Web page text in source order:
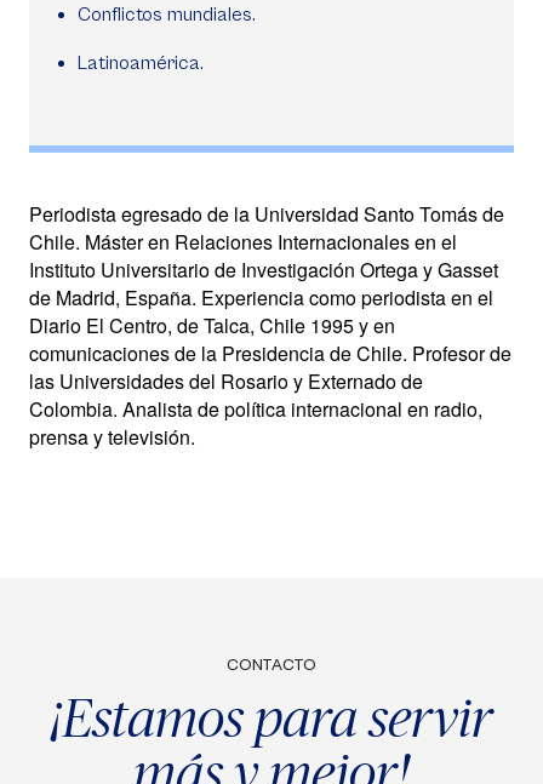
Conflictos mundiales.
Latinoamérica.
Periodista egresado de la Universidad Santo Tomás de
Chile. Máster en Relaciones Internacionales en el
Instituto Universitario de Investigación Ortega y Gasset
de Madrid, España. Experiencia como periodista en el
Diario El Centro, de Talca, Chile 1995 y en
comunicaciones de la Presidencia de Chile. Profesor de
las Universidades del Rosario y Externado de
Colombia. Analista de política internacional en radio,
prensa y televisión.
CONTACTO
¡Estamos para servir
más y mejor!